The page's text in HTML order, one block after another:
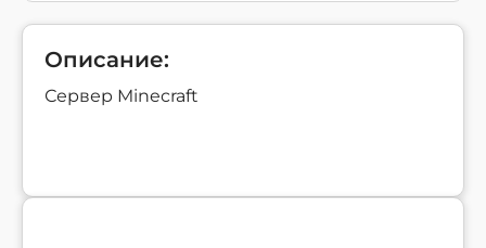
Описание:
Сервер Minecraft